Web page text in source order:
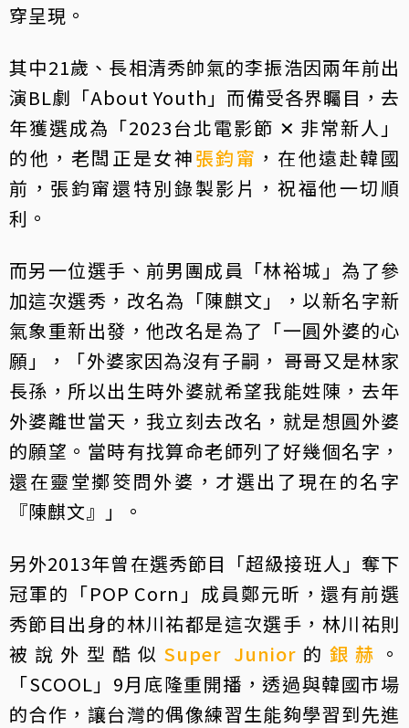
穿呈現。
其中21歲、長相清秀帥氣的李振浩因兩年前出
演BL劇「About Youth」而備受各界矚目，去
年獲選成為「2023台北電影節 ✕ 非常新人」
的他，老闆正是女神張鈞甯 ，在他遠赴韓國
前，張鈞甯還特別錄製影片，祝福他一切順
利。
而另一位選手、前男團成員「林裕城」為了參
加這次選秀，改名為「陳麒文」，以新名字新
氣象重新出發，他改名是為了「一圓外婆的心
願」，「外婆家因為沒有子嗣， 哥哥又是林家
長孫，所以出生時外婆就希望我能姓陳，去年
外婆離世當天，我立刻去改名，就是想圓外婆
的願望。當時有找算命老師列了好幾個名字，
還在靈堂擲筊問外婆，才選出了現在的名字
『陳麒文』」。
另外2013年曾在選秀節目「超級接班人」奪下
冠軍的「POP Corn」成員鄭元昕，還有前選
秀節目出身的林川祐都是這次選手，林川祐則
被說外型酷似 Super Junior 的 銀赫 。
「SCOOL」9月底隆重開播，透過與韓國市場
的合作，讓台灣的偶像練習生能夠學習到先進